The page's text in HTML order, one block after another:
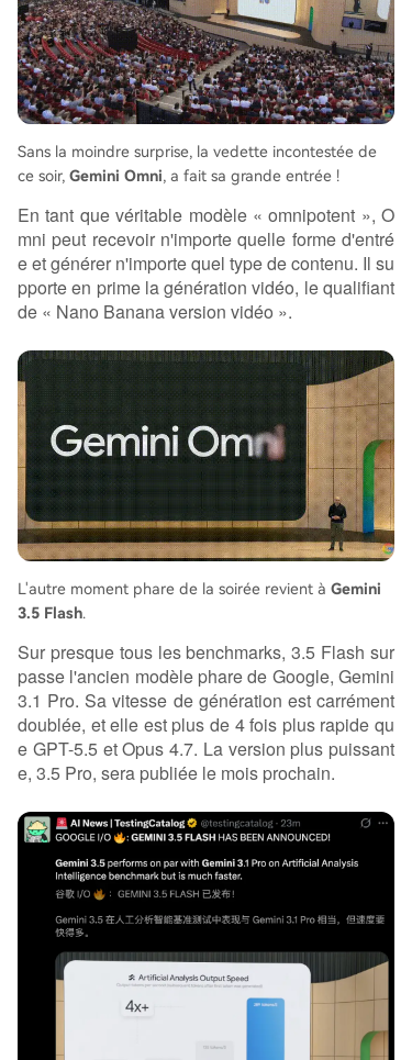
nces marquent une intégration poussée des cap
acités de compréhension et de génération multi
modales avec des agents autonomes et persista
nts, représentant selon l'article un pas significatif
vers une intelligence artificielle plus générale et
Sans la moindre surprise, la vedette incontestée de
ce soir, Gemini Omni, a fait sa grande entrée !
En tant que véritable modèle « omnipotent », O
mni peut recevoir n'importe quelle forme d'entré
e et générer n'importe quel type de contenu. Il su
pporte en prime la génération vidéo, le qualifiant
de « Nano Banana version vidéo ».
L'autre moment phare de la soirée revient à Gemini
3.5 Flash.
Sur presque tous les benchmarks, 3.5 Flash sur
passe l'ancien modèle phare de Google, Gemini
3.1 Pro. Sa vitesse de génération est carrément
doublée, et elle est plus de 4 fois plus rapide qu
e GPT-5.5 et Opus 4.7. La version plus puissant
e, 3.5 Pro, sera publiée le mois prochain.